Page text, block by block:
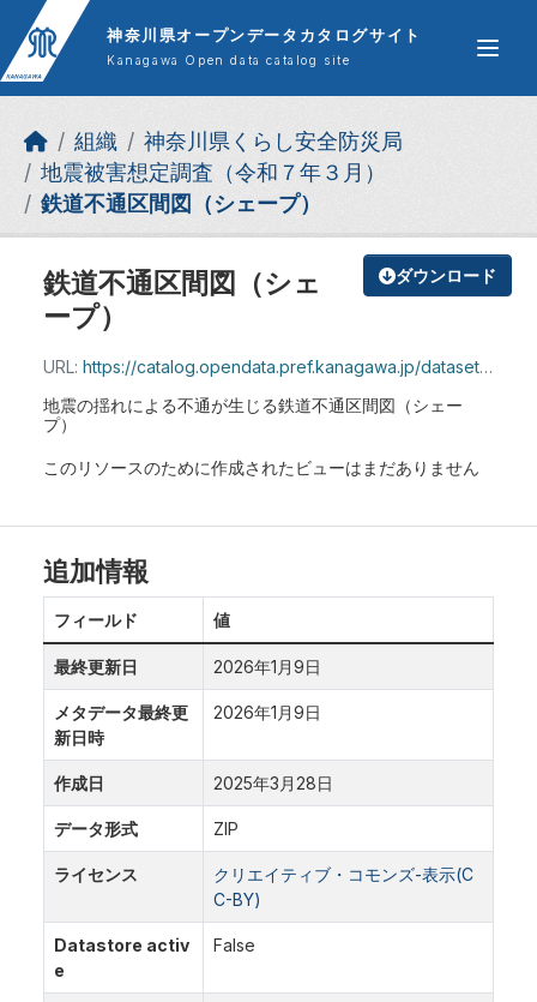
Skip to main content
神奈川県オープンデータカタログサイト
Kanagawa Open data catalog site
組織
神奈川県くらし安全防災局
地震被害想定調査（令和７年３月）
鉄道不通区間図（シェープ）
ダウンロード
鉄道不通区間図（シェ
ープ）
URL: https://catalog.opendata.pref.kanagawa.jp/dataset/e8b3a9c0-38ac-4632-ace6-61334abe0cbe/resource/aefbfd45-85fd-449e-89c4-594cfae8efa3/download/10.zip
地震の揺れによる不通が生じる鉄道不通区間図（シェー
プ）
このリソースのために作成されたビューはまだありません
追加情報
フィールド 値
最終更新日 2026年1月9日
メタデータ最終更
新日時
2026年1月9日
作成日 2025年3月28日
データ形式 ZIP
ライセンス
クリエイティブ・コモンズ-表示(C
C-BY)
Datastore activ
e
False